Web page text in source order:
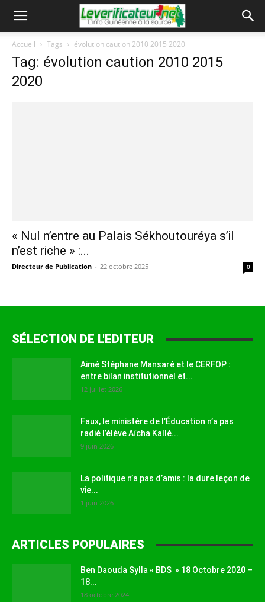
Accueil Tags évolution caution 2010 2015 2020
Tag: évolution caution 2010 2015
2020
« Nul n’entre au Palais Sékhoutouréya s’il
n’est riche » :...
Directeur de Publication - 22 octobre 2025 0
SÉLECTION DE L'EDITEUR
Aimé Stéphane Mansaré et le CERFOP :
entre bilan institutionnel et...
12 juillet 2026
Faux, le ministère de l’Éducation n’a pas
radié l’élève Aïcha Kallé...
9 juin 2026
La politique n’a pas d’amis : la dure leçon de
vie...
1 juin 2026
ARTICLES POPULAIRES
Ben Daouda Sylla « BDS » 18 Octobre 2020 –
18...
18 octobre 2024